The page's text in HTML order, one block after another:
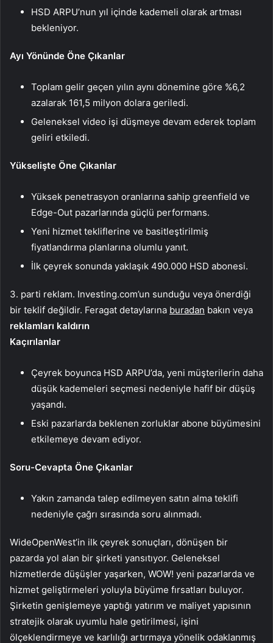
HSD ARPU’nun yıl içinde kademeli olarak artması
bekleniyor.
Ayı Yönünde Öne Çıkanlar
Toplam gelir geçen yılın aynı dönemine göre %6,2
azalarak 161,5 milyon dolara geriledi.
Geleneksel video işi düşmeye devam ederek toplam
geliri etkiledi.
Yükselişte Öne Çıkanlar
Yüksek penetrasyon oranlarına sahip greenfield ve
Edge-Out pazarlarında güçlü performans.
Yeni hizmet tekliflerine ve basitleştirilmiş
fiyatlandırma planlarına olumlu yanıt.
İlk çeyrek sonunda yaklaşık 490.000 HSD abonesi.
3. parti reklam. Investing.com’un sunduğu veya önerdiği
bir teklif değildir. Feragat detaylarına buradan bakın veya
reklamları kaldırın
Kaçırılanlar
Çeyrek boyunca HSD ARPU’da, yeni müşterilerin daha
düşük kademeleri seçmesi nedeniyle hafif bir düşüş
yaşandı.
Eski pazarlarda beklenen zorluklar abone büyümesini
etkilemeye devam ediyor.
Soru-Cevapta Öne Çıkanlar
Yakın zamanda talep edilmeyen satın alma teklifi
nedeniyle çağrı sırasında soru alınmadı.
WideOpenWest’in ilk çeyrek sonuçları, dönüşen bir
pazarda yol alan bir şirketi yansıtıyor. Geleneksel
hizmetlerde düşüşler yaşarken, WOW! yeni pazarlarda ve
hizmet geliştirmeleri yoluyla büyüme fırsatları buluyor.
Şirketin genişlemeye yaptığı yatırım ve maliyet yapısının
stratejik olarak uyumlu hale getirilmesi, işini
ölçeklendirmeye ve karlılığı artırmaya yönelik odaklanmış